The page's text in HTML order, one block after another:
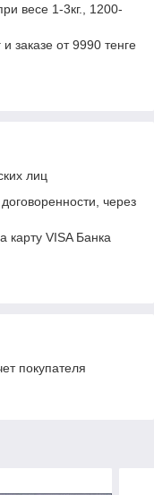
весе 1-3кг., 1200-
заказе от 9990 тенге
лиц
через
VISA Банка
покупателя